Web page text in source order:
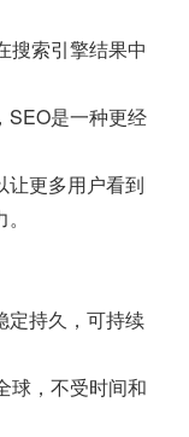
搜索引擎结果中
SEO是一种更经
让更多用户看到
定持久，可持续
球，不受时间和